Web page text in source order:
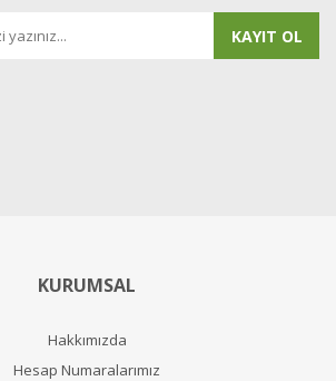
KAYIT OL
KURUMSAL
Hakkımızda
Hesap Numaralarımız